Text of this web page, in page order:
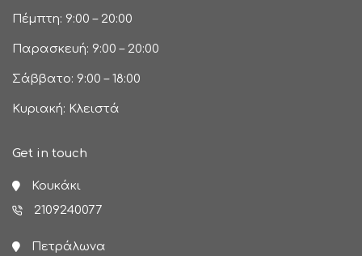
Πέμπτη: 9:00 – 20:00
Παρασκευή: 9:00 – 20:00
Σάββατο: 9:00 – 18:00
Κυριακή: Κλειστά
Get in touch
Κουκάκι
2109240077
Πετράλωνα